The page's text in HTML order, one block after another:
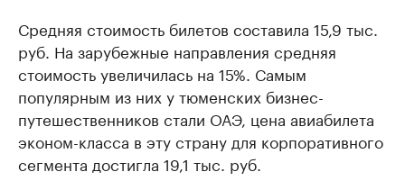
Средняя стоимость билетов составила 15,9 тыс.
руб. На зарубежные направления средняя
стоимость увеличилась на 15%. Самым
популярным из них у тюменских бизнес-
путешественников стали ОАЭ, цена авиабилета
эконом-класса в эту страну для корпоративного
сегмента достигла 19,1 тыс. руб.